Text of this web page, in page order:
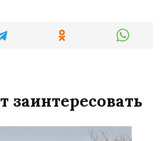
заинтересовать